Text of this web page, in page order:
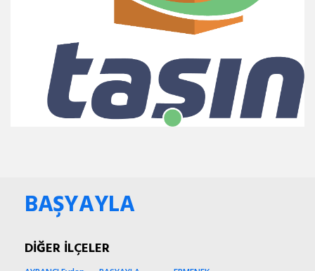
BAŞYAYLA
DİĞER İLÇELER